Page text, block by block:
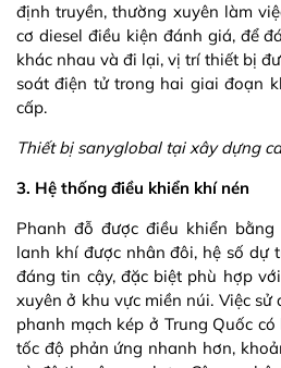
định truyền, thường xuyên làm
cơ diesel điều kiện đánh giá, để
khác nhau và đi lại, vị trí thiết bị
soát điện tử trong hai giai đoạn
cấp.
Thiết bị sanyglobal tại xây dựng
3. Hệ thống điều khiển khí nén
Phanh đỗ được điều khiển
lanh khí được nhân đôi, hệ số dự
đáng tin cậy, đặc biệt phù hợp
xuyên ở khu vực miền núi. Việc
phanh mạch kép ở Trung Quốc
tốc độ phản ứng nhanh hơn,